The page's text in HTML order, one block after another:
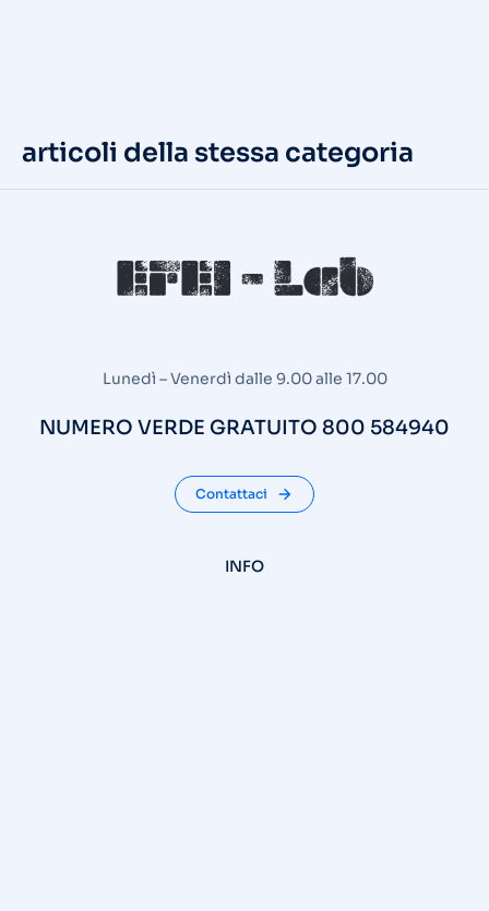
articoli della stessa categoria
Lunedì – Venerdì dalle 9.00 alle 17.00
NUMERO VERDE GRATUITO 800 584940
Contattaci
INFO